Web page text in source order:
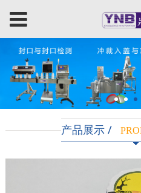
产品展示 /